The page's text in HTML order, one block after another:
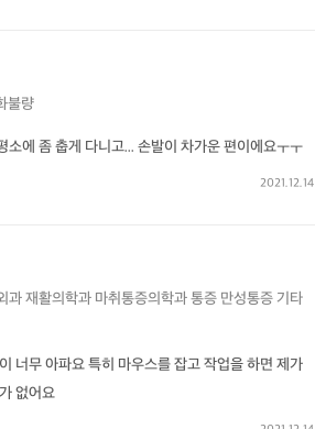
불량
에 좀 춥게 다니고... 손발이 차가운 편이에요ㅜㅜ
2021.12.14
과재활의학과 마취통증의학과통증 만성통증 기타
너무 아파요 특히 마우스를 잡고 작업을 하면 제가
없어요